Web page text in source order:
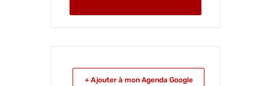
+ Ajouter à mon Agenda Google